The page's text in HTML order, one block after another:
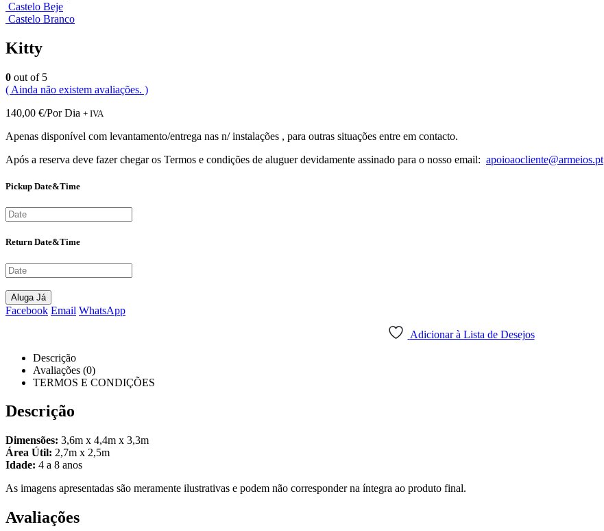
Castelo Beje
Castelo Branco
Kitty
0 out of 5
( Ainda não existem avaliações. )
140,00 €/Por Dia + IVA
Apenas disponível com levantamento/entrega nas n/ instalações , para outras situações entre em contacto.
Após a reserva deve fazer chegar os Termos e condições de aluguer devidamente assinado para o nosso email: apoioaocliente@armeios.pt
Pickup Date&Time
Return Date&Time
Aluga Já
Facebook Email WhatsApp
Adicionar à Lista de Desejos
Descrição
Avaliações (0)
TERMOS E CONDIÇÕES
Descrição
Dimensões: 3,6m x 4,4m x 3,3m
Área Útil: 2,7m x 2,5m
Idade: 4 a 8 anos
As imagens apresentadas são meramente ilustrativas e podem não corresponder na íntegra ao produto final.
Avaliações